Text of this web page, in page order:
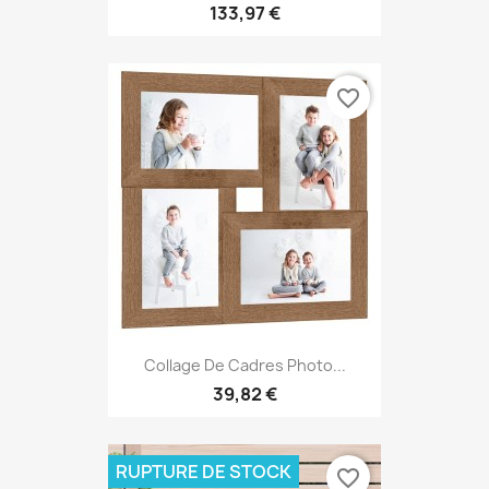
133,97 €
Collage De Cadres Photo...
39,82 €
favorite_border
RUPTURE DE STOCK favorite_border